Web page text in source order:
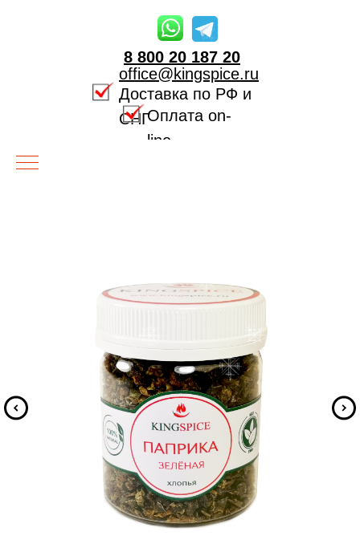
8 800 20 187 20
office@kingspice.ru
Доставка по РФ и
СНГОплата on-
line